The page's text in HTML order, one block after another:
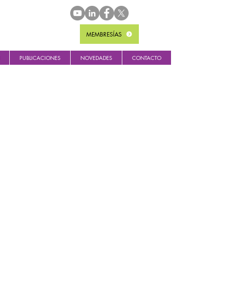
MEMBRESÍAS
PUBLICACIONES NOVEDADES CONTACTO